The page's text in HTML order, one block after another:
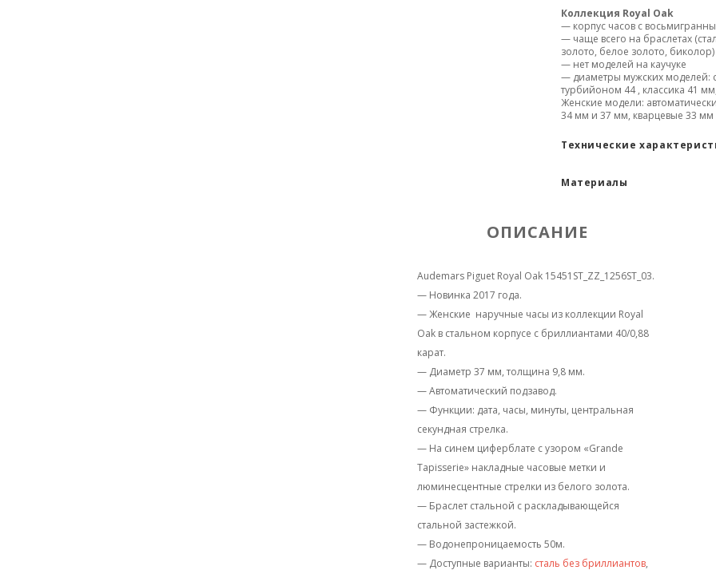
Коллекция Royal Oak
— корпус часов с
— чаще всего на браслетах
золото, белое золото, биколор)
— нет моделей на каучуке
— диаметры мужских моделей:
турбийоном 44 , классика 41
Женские модели:
34 мм и 37 мм, кварцевые 33 мм
Технические
Материалы
ОПИСАНИЕ
Audemars Piguet Royal Oak 15451ST_ZZ_1256ST_03.
— Новинка 2017 года.
— Женские наручные часы из коллекции Royal
Oak в стальном корпусе с бриллиантами 40/0,88
карат.
— Диаметр 37 мм, толщина 9,8 мм.
— Автоматический подзавод.
— Функции: дата, часы, минуты, центральная
секундная стрелка.
— На синем циферблате с узором «Grande
Tapisserie» накладные часовые метки и
люминесцентные стрелки из белого золота.
— Браслет стальной с раскладывающейся
стальной застежкой.
— Водонепроницаемость 50м.
— Доступные варианты: сталь без бриллиантов,